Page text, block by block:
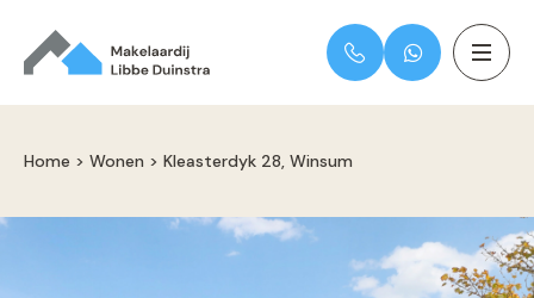
Home > Wonen > Kleasterdyk 28, Winsum